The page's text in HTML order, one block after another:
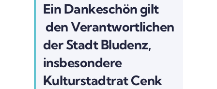
Ein Dankeschön gilt
den Verantwortlichen
der Stadt Bludenz,
insbesondere
Kulturstadtrat Cenk